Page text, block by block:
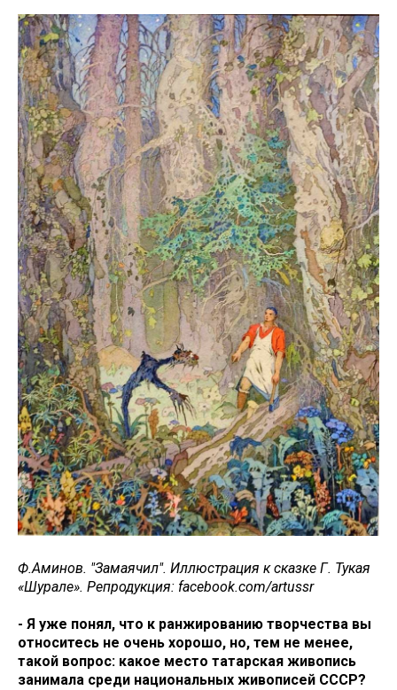
Ф.Аминов. "Замаячил". Иллюстрация к сказке Г. Тукая
«Шурале». Репродукция: facebook.com/artussr
- Я уже понял, что к ранжированию творчества вы
относитесь не очень хорошо, но, тем не менее,
такой вопрос: какое место татарская живопись
занимала среди национальных живописей СССР?